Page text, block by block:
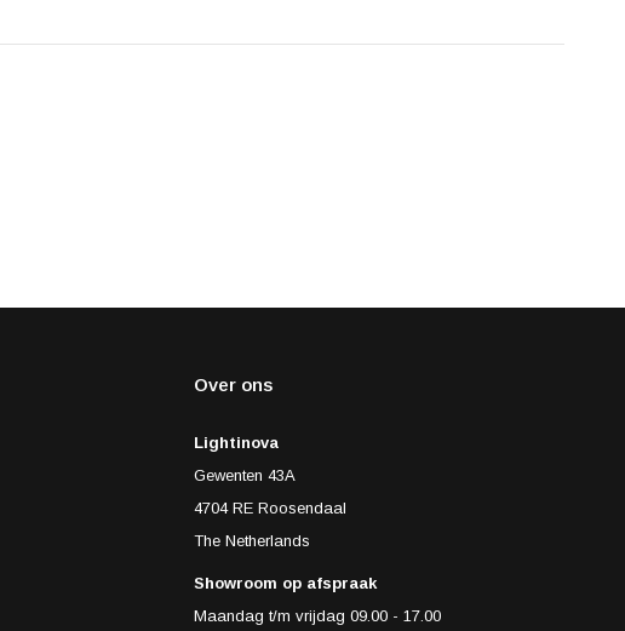
Over ons
Lightinova
Gewenten 43A
4704 RE Roosendaal
The Netherlands
Showroom op afspraak
Maandag t/m vrijdag 09.00 - 17.00